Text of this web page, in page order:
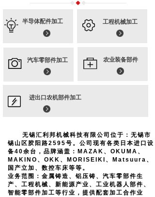
工程机械加工
半导体配件加工
农业装备部件
汽车零部件加工
进出口农机部件加工
无锡汇利邦机械科技有限公司位于：无锡市
锡山区胶阳路2595号。公司现有各类日本进口设
备40余台，品牌涵盖：MAZAK、OKUMA、
MAKINO、OKK、MORISEIKI、Matsuura、
国产立加、数控车床等等。
业务范围：金属铸造、铝压铸、汽车零部件生
产、工程机械、新能源产业、工业机器人部件、
智能零部件加工等行业，提供配套加工合作业